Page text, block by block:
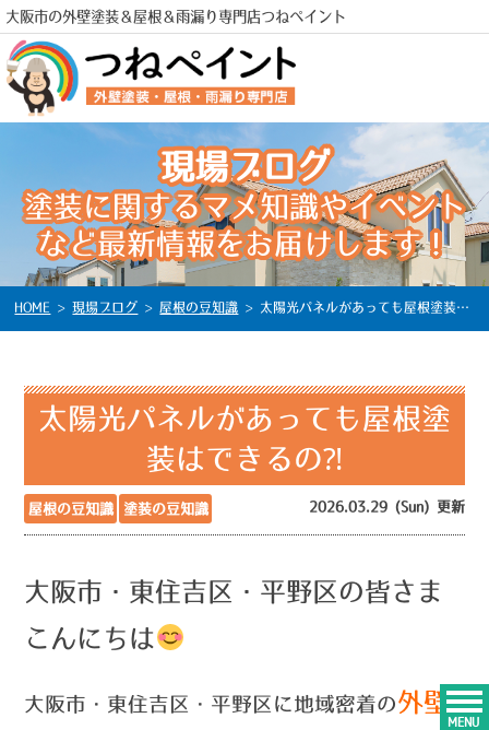
大阪市の外壁塗装＆屋根＆雨漏り専門店つねペイント
電話
MENU
現場ブログ
塗装に関するマメ知識やイベント
など最新情報をお届けします！
HOME >現場ブログ >屋根の豆知識 > 太陽光パネルがあっても屋根塗装はできるの⁈
太陽光パネルがあっても屋根塗
装はできるの⁈
屋根の豆知識 塗装の豆知識 2026.03.29 (Sun) 更新
大阪市・東住吉区・平野区の皆さま
こんにちは
大阪市・東住吉区・平野区に地域密着の外壁